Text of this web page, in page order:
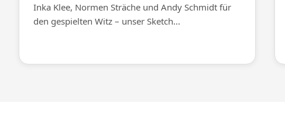
Inka Klee, Normen Sträche und Andy Schmidt für
den gespielten Witz – unser Sketch...